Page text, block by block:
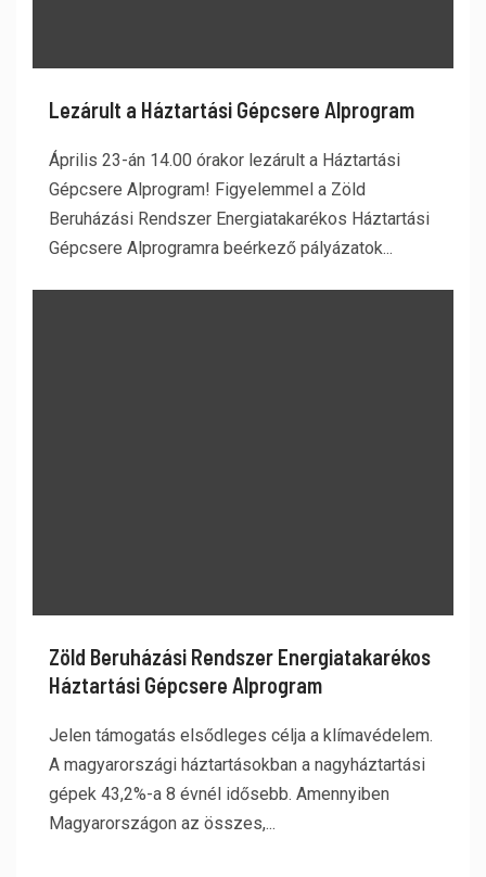
Lezárult a Háztartási Gépcsere Alprogram
Április 23-án 14.00 órakor lezárult a Háztartási
Gépcsere Alprogram! Figyelemmel a Zöld
Beruházási Rendszer Energiatakarékos Háztartási
Gépcsere Alprogramra beérkező pályázatok...
Zöld Beruházási Rendszer Energiatakarékos
Háztartási Gépcsere Alprogram
Jelen támogatás elsődleges célja a klímavédelem.
A magyarországi háztartásokban a nagyháztartási
gépek 43,2%-a 8 évnél idősebb. Amennyiben
Magyarországon az összes,...